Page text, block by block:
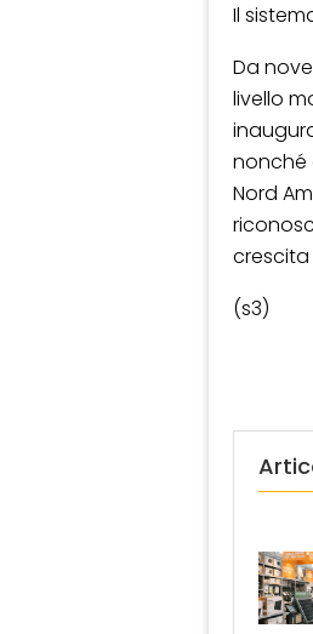
Il
Da
livello
nonché
Nord
crescita
(s3)